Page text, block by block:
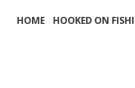
HOME HOOKED ON